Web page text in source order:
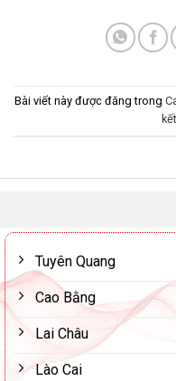
Bài viết này được đăng trong
Tuyên Quang
Cao Bằng
Lai Châu
Lào Cai